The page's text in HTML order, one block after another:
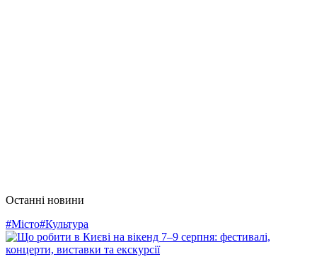
Останні новини
#Місто#Культура